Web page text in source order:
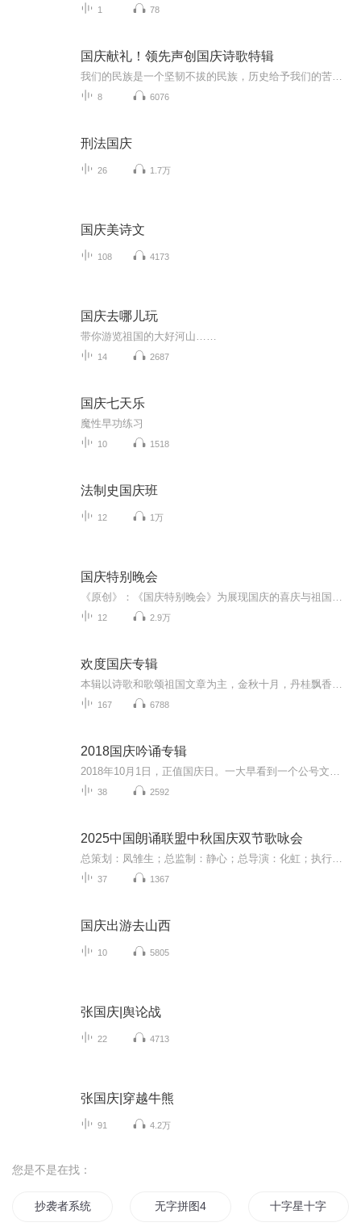
1 78
国庆献礼！领先声创国庆诗歌特辑
8 6076
刑法国庆
26 1.7万
国庆美诗文
108 4173
国庆去哪儿玩
带你游览祖国的大好河山……
14 2687
国庆七天乐
魔性早功练习
10 1518
法制史国庆班
12 1万
国庆特别晚会
12 2.9万
欢度国庆专辑
167 6788
2018国庆吟诵专辑
38 2592
2025中国朗诵联盟中秋国庆双节歌咏会
37 1367
国庆出游去山西
10 5805
张国庆|舆论战
22 4713
张国庆|穿越牛熊
91 4.2万
您是不是在找：
抄袭者系统 无字拼图4 十字星十字路